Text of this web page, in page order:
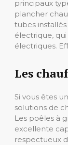
principaux
plancher
tubes
électrique,
électriques.
Les
Si vous êtes
solutions de
Les poêles à
excellente
respectueux